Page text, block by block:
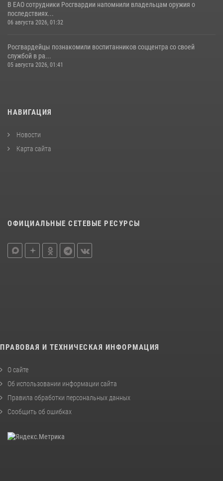
В ЕАО сотрудники Росгвардии напомнили владельцам оружия о
последствиях...
06 августа 2026, 01:32
Росгвардейцы познакомили воспитанников соццентра со своей
службой в ра...
05 августа 2026, 01:41
НАВИГАЦИЯ
Новости
Карта сайта
ОФИЦИАЛЬНЫЕ СЕТЕВЫЕ РЕСУРСЫ
ПРАВОВАЯ И ТЕХНИЧЕСКАЯ ИНФОРМАЦИЯ
О сайте
Об использовании информации сайта
Правила обработки персональных данных
Сообщить об ошибках